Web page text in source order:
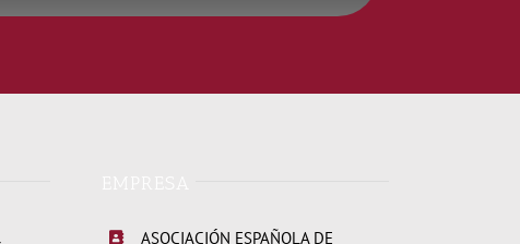
ASOCIACIÓN ESPAÑOLA DE